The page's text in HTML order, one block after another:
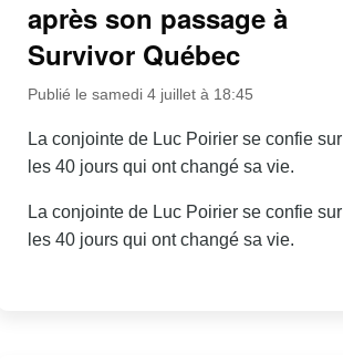
après son passage à
Survivor Québec
Publié le samedi 4 juillet à 18:45
La conjointe de Luc Poirier se confie sur
les 40 jours qui ont changé sa vie.
La conjointe de Luc Poirier se confie sur
les 40 jours qui ont changé sa vie.